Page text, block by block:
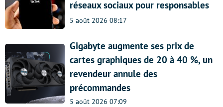
réseaux sociaux pour responsables
5 août 2026 08:17
Gigabyte augmente ses prix de
cartes graphiques de 20 à 40 %, un
revendeur annule des
précommandes
5 août 2026 07:09